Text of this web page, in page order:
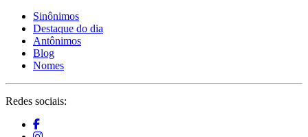
Sinônimos
Destaque do dia
Antônimos
Blog
Nomes
Redes sociais: